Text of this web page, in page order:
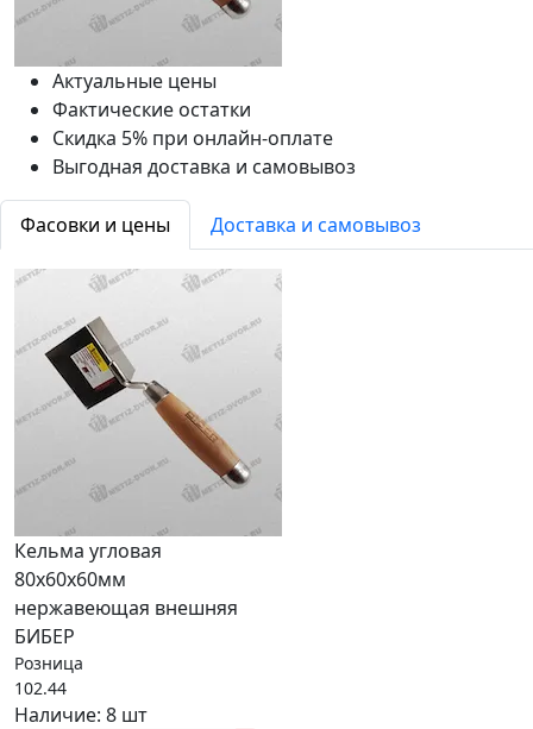
Актуальные цены
Фактические остатки
Скидка 5% при онлайн-оплате
Выгодная доставка и самовывоз
Фасовки и цены Доставка и самовывоз
Кельма угловая
80х60х60мм
нержавеющая внешняя
БИБЕР
Розница
102.44
Наличие: 8 шт